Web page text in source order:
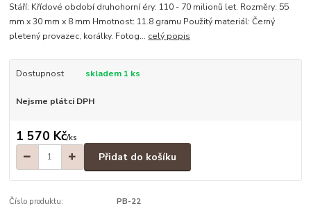
Stáří: Křídové období druhohorní éry: 110 - 70 milionů let. Rozměry: 55
mm x 30 mm x 8 mm Hmotnost: 11.8 gramu Použitý materiál: Černý
pletený provazec, korálky. Fotog... celý popis
Dostupnost skladem 1 ks
Nejsme plátci DPH
1 570 Kč/ks
Přidat do košíku
Číslo produktu: PB-22